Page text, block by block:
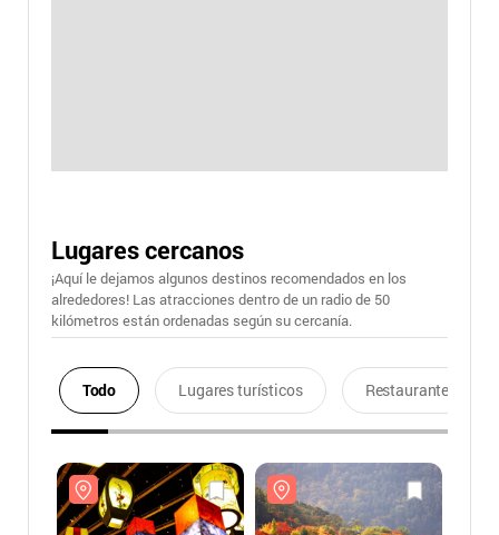
Lugares cercanos
¡Aquí le dejamos algunos destinos recomendados en los
alrededores! Las atracciones dentro de un radio de 50
kilómetros están ordenadas según su cercanía.
Todo Lugares turísticos Restaurantes